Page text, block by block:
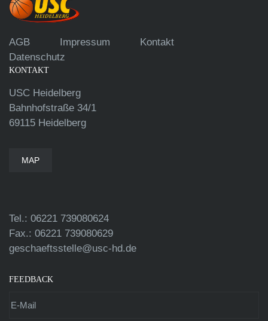
AGB Impressum
Kontakt
Datenschutz
KONTAKT
USC Heidelberg
Bahnhofstraße 34/1
69115 Heidelberg
MAP
Tel.: 06221 739080624
Fax.: 06221 739080629
geschaeftsstelle@usc-hd.de
FEEDBACK